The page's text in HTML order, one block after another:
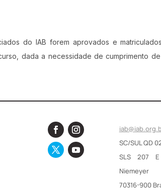
do IAB forem aprovados e
dada a necessidade de cumprimento
SC/SUL QD
SLS 207
Niemeyer
70316-900